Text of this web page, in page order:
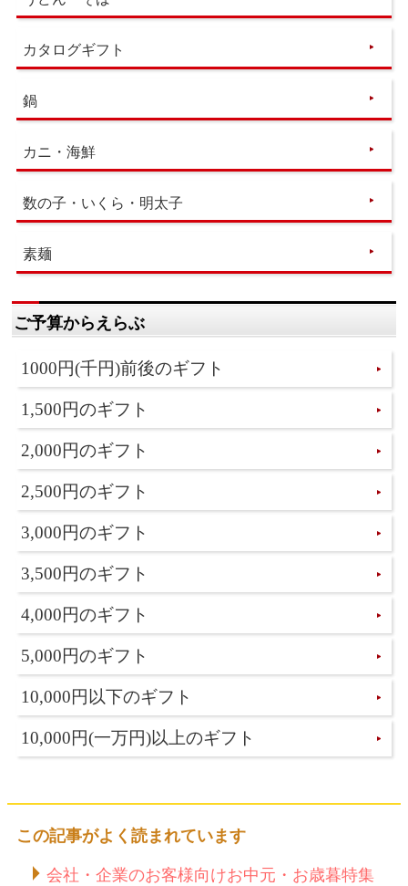
カタログギフト
鍋
カニ・海鮮
数の子・いくら・明太子
素麺
ご予算からえらぶ
1000円(千円)前後のギフト
1,500円のギフト
2,000円のギフト
2,500円のギフト
3,000円のギフト
3,500円のギフト
4,000円のギフト
5,000円のギフト
10,000円以下のギフト
10,000円(一万円)以上のギフト
この記事がよく読まれています
会社・企業のお客様向けお中元・お歳暮特集